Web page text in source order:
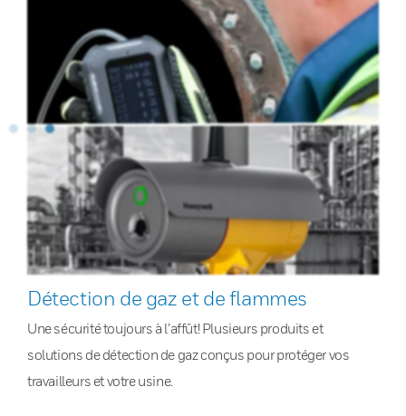
Détection de gaz et de flammes
Une sécurité toujours à l’affût! Plusieurs produits et
solutions de détection de gaz conçus pour protéger vos
travailleurs et votre usine.